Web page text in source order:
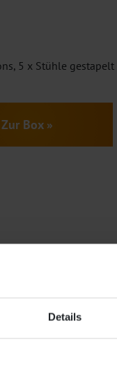
Details
5 x Stühle gestapelt
Zur Box »